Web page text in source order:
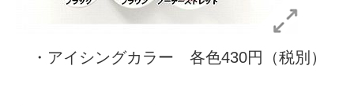
・ アイシングカラー 各色430円（税別）